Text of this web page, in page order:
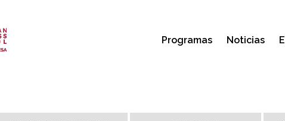
Programas Noticias